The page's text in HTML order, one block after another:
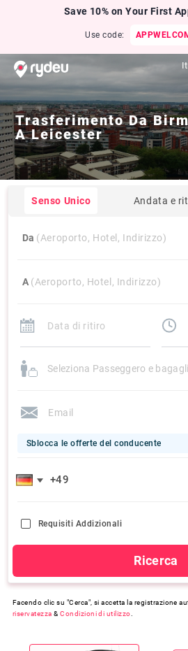
Save 10% on Your First
Use code:
Trasferimento Da
A Leicester
Senso Unico Andata e
Da (Aeroporto, Hotel, Indirizzo)
A (Aeroporto, Hotel, Indirizzo)
Seleziona Passeggero e
Sblocca le offerte del conducente
Requisiti Addizionali
Ricerca
Facendo clic su "Cerca", si accetta la registrazione
riservatezza &Condizioni di utilizzo